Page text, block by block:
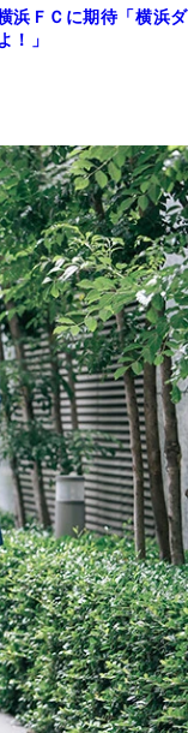
浜ＦＣに期待「横浜ダ
！」